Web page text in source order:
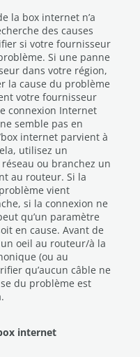
la box internet n’a
des causes
si votre fournisseur
Si une panne
dans votre région,
la cause du problème
votre fournisseur
connexion Internet
semble pas en
internet parvient à
utilisez un
ou branchez un
au routeur. Si la
vient
si la connexion ne
qu’un paramètre
en cause. Avant de
oeil au routeur/à la
(ou au
qu’aucun câble ne
du problème est
internet